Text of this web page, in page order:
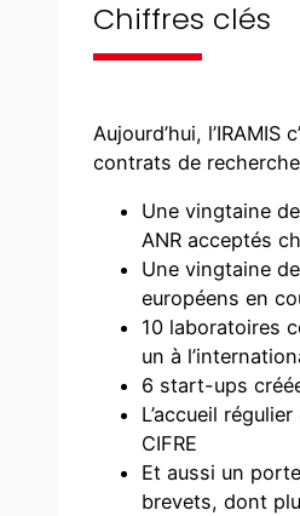
Chiffres clés
Aujourd’hui, l’IRAMIS
contrats de
Une vingtaine
ANR acceptés
Une vingtaine
européens en
10 laboratoires
un à
6 start-ups
L’accueil
CIFRE
Et aussi un
brevets, dont